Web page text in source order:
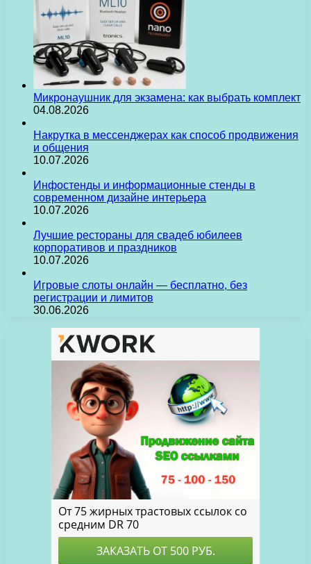
Микронаушник для экзамена: как выбрать комплект
04.08.2026
Накрутка в мессенджерах как способ продвижения
и общения
10.07.2026
Инфостенды и информационные стенды в
современном дизайне интерьера
10.07.2026
Лучшие рестораны для свадеб юбилеев
корпоративов и праздников
10.07.2026
Игровые слоты онлайн — бесплатно, без
регистрации и лимитов
30.06.2026